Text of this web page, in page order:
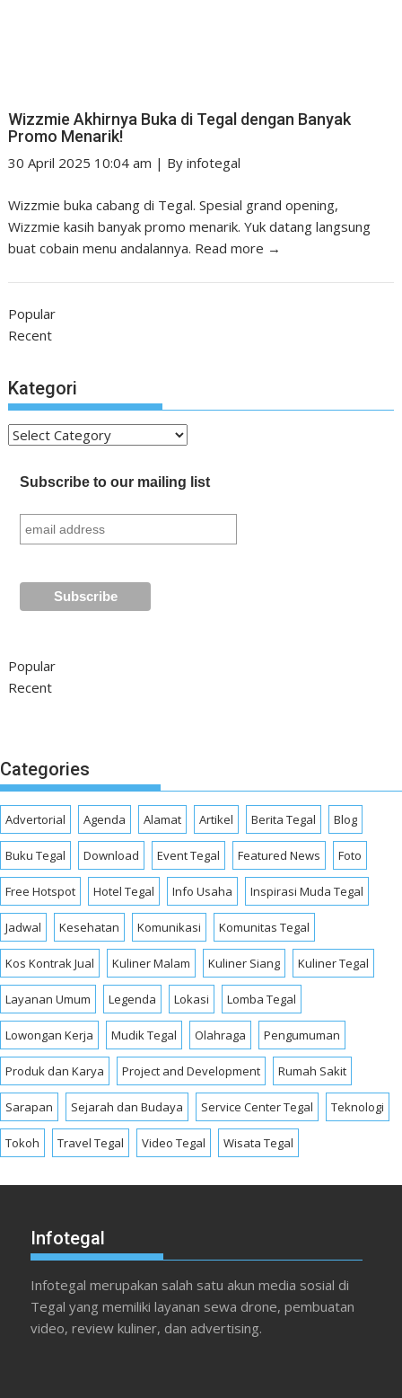
Wizzmie Akhirnya Buka di Tegal dengan Banyak
Promo Menarik!
30 April 2025 10:04 am | Byinfotegal
Wizzmie buka cabang di Tegal. Spesial grand opening,
Wizzmie kasih banyak promo menarik. Yuk datang langsung
buat cobain menu andalannya. Read more →
Popular
Recent
Kategori
Kategori
Subscribe to our mailing list
Popular
Recent
Categories
Advertorial Agenda Alamat Artikel Berita Tegal Blog
Buku Tegal Download Event Tegal Featured News Foto
Free Hotspot Hotel Tegal Info Usaha Inspirasi Muda Tegal
Jadwal Kesehatan Komunikasi Komunitas Tegal
Kos Kontrak Jual Kuliner Malam Kuliner Siang Kuliner Tegal
Layanan Umum Legenda Lokasi Lomba Tegal
Lowongan Kerja Mudik Tegal Olahraga Pengumuman
Produk dan Karya Project and Development Rumah Sakit
Sarapan Sejarah dan Budaya Service Center Tegal Teknologi
Tokoh Travel Tegal Video Tegal Wisata Tegal
Infotegal
Infotegal merupakan salah satu akun media sosial di
Tegal yang memiliki layanan sewa drone, pembuatan
video, review kuliner, dan advertising.